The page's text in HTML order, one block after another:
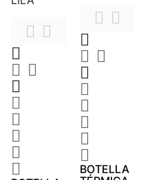
 

 






 

 






BOTELLA